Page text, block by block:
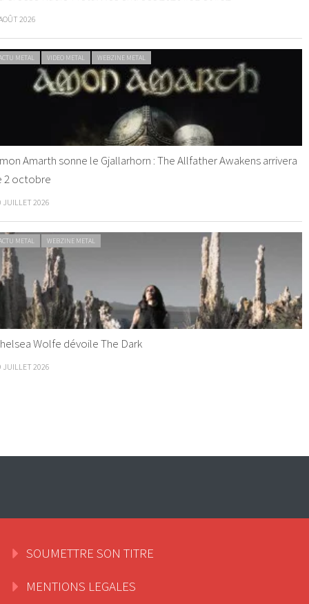
2026
METAL VIDEO METAL WEBZINE METAL
Amarth sonne le Gjallarhorn : The Allfather Awakens arrivera
2 octobre
JUILLET 2026
METAL WEBZINE METAL
Wolfe dévoile The Dark
JUILLET 2026
SOUMETTRE SON TITRE
MENTIONS LEGALES